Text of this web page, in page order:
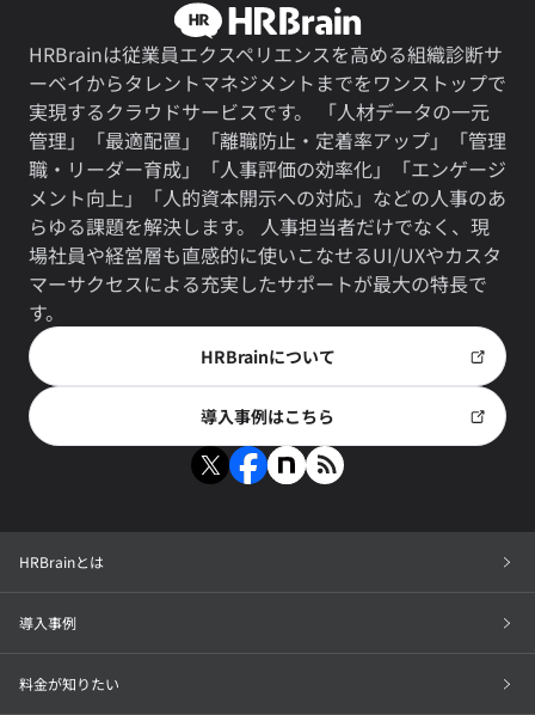
HRBrainは従業員エクスペリエンスを高める組織診断サ
ーベイからタレントマネジメントまでをワンストップで
実現するクラウドサービスです。 「人材データの一元
管理」「最適配置」「離職防止・定着率アップ」「管理
職・リーダー育成」「人事評価の効率化」「エンゲージ
メント向上」「人的資本開示への対応」などの人事のあ
らゆる課題を解決します。 人事担当者だけでなく、現
場社員や経営層も直感的に使いこなせるUI/UXやカスタ
マーサクセスによる充実したサポートが最大の特長で
す。
HRBrainについて
導入事例はこちら
HRBrainとは
導入事例
料金が知りたい